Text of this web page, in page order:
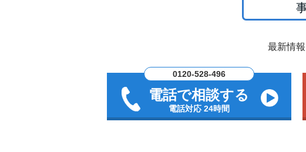
最新情
0120-528-496
電話で相談する
電話対応 24時間